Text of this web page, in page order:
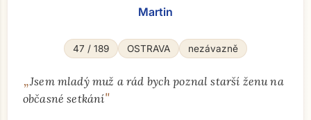
Martin
47 / 189 OSTRAVA nezávazně
„Jsem mladý muž a rád bych poznal starší ženu na
občasné setkání"